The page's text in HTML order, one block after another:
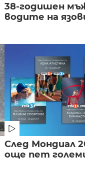
38-годишен
водите на
След Мондиал
още пет